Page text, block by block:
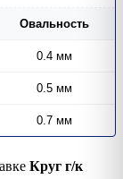
Овальность
0.4 мм
0.5 мм
0.7 мм
Круг г/к